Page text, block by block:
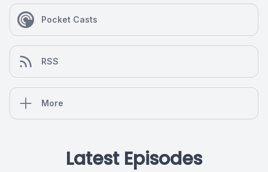
Pocket Casts
RSS
More
Latest Episodes